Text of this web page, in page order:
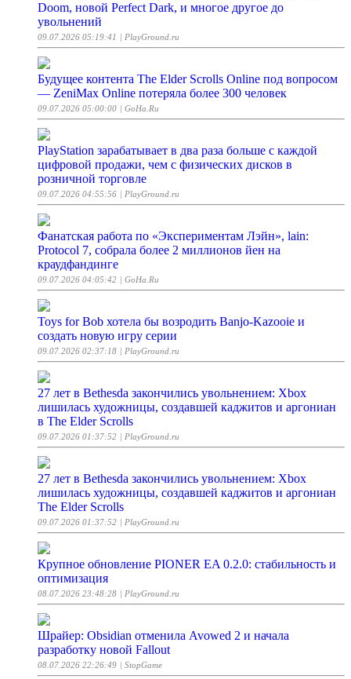
Doom, новой Perfect Dark, и многое другое до
увольнений
09.07.2026 05:19:41 | PlayGround.ru
Будущее контента The Elder Scrolls Online под вопросом
— ZeniMax Online потеряла более 300 человек
09.07.2026 05:00:00 | GoHa.Ru
PlayStation зарабатывает в два раза больше с каждой
цифровой продажи, чем с физических дисков в
розничной торговле
09.07.2026 04:55:56 | PlayGround.ru
Фанатская работа по «Экспериментам Лэйн», lain:
Protocol 7, собрала более 2 миллионов йен на
краудфандинге
09.07.2026 04:05:42 | GoHa.Ru
Toys for Bob хотела бы возродить Banjo-Kazooie и
создать новую игру серии
09.07.2026 02:37:18 | PlayGround.ru
27 лет в Bethesda закончились увольнением: Xbox
лишилась художницы, создавшей каджитов и аргониан
в The Elder Scrolls
09.07.2026 01:37:52 | PlayGround.ru
27 лет в Bethesda закончились увольнением: Xbox
лишилась художницы, создавшей каджитов и аргониан
The Elder Scrolls
09.07.2026 01:37:52 | PlayGround.ru
Крупное обновление PIONER EA 0.2.0: стабильность и
оптимизация
08.07.2026 23:48:28 | PlayGround.ru
Шрайер: Obsidian отменила Avowed 2 и начала
разработку новой Fallout
08.07.2026 22:26:49 | StopGame